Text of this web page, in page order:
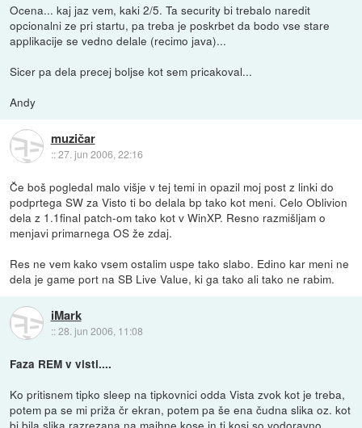
Ocena... kaj jaz vem, kaki 2/5. Ta security bi trebalo naredit
opcionalni ze pri startu, pa treba je poskrbet da bodo vse stare
applikacije se vedno delale (recimo java)...
Sicer pa dela precej boljse kot sem pricakoval...
Andy
muzičar
::27. jun 2006, 22:16
Če boš pogledal malo višje v tej temi in opazil moj post z linki do
podprtega SW za Visto ti bo delala bp tako kot meni. Celo Oblivion
dela z 1.1final patch-om tako kot v WinXP. Resno razmišljam o
menjavi primarnega OS že zdaj.
Res ne vem kako vsem ostalim uspe tako slabo. Edino kar meni ne
dela je game port na SB Live Value, ki ga tako ali tako ne rabim.
iMark
::28. jun 2006, 11:08
Faza REM v visti....
Ko pritisnem tipko sleep na tipkovnici odda Vista zvok kot je treba,
potem pa se mi priža čr ekran, potem pa še ena čudna slika oz. kot
bi bila slika razrezana na majhne kose in ti kosi so vodoravno